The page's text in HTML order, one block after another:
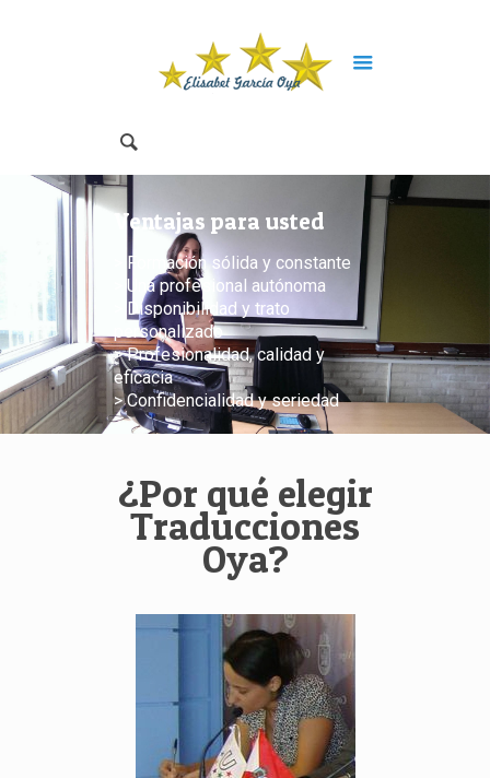
Ventajas para usted
> Formación sólida y constante
> Una profesional autónoma
> Disponibilidad y trato
personalizado
> Profesionalidad, calidad y
eficacia
> Confidencialidad y seriedad
¿Por qué elegir
Traducciones
Oya?